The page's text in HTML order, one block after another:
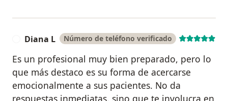
Diana L Número de teléfono verificado
Es un profesional muy bien preparado, pero lo
que más destaco es su forma de acercarse
emocionalmente a sus pacientes. No da
respuestas inmediatas, sino que te involucra en